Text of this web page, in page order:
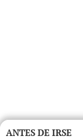
ANTES DE IRSE